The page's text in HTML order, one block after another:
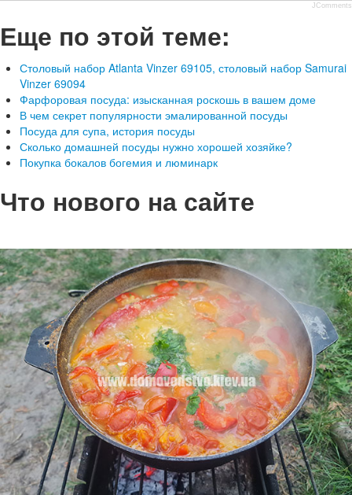
JComments
Еще по этой теме:
Столовый набор Atlanta Vinzer 69105, столовый набор Samurai
Vinzer 69094
Фарфоровая посуда: изысканная роскошь в вашем доме
В чем секрет популярности эмалированной посуды
Посуда для супа, история посуды
Сколько домашней посуды нужно хорошей хозяйке?
Покупка бокалов богемия и люминарк
Что нового на сайте